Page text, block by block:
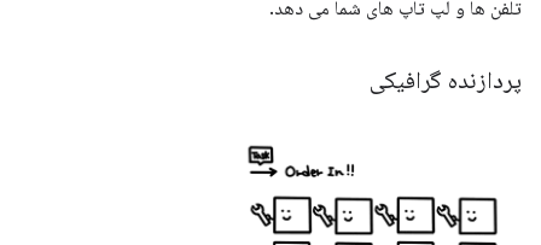
تلفن ها و لپ تاپ های شما می دهد.
پردازنده گرافیکی